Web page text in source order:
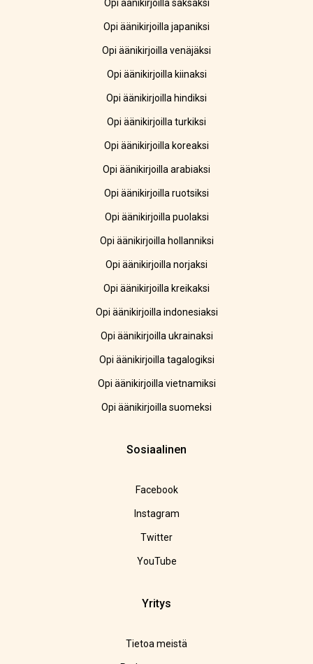
Opi äänikirjoilla saksaksi
Opi äänikirjoilla japaniksi
Opi äänikirjoilla venäjäksi
Opi äänikirjoilla kiinaksi
Opi äänikirjoilla hindiksi
Opi äänikirjoilla turkiksi
Opi äänikirjoilla koreaksi
Opi äänikirjoilla arabiaksi
Opi äänikirjoilla ruotsiksi
Opi äänikirjoilla puolaksi
Opi äänikirjoilla hollanniksi
Opi äänikirjoilla norjaksi
Opi äänikirjoilla kreikaksi
Opi äänikirjoilla indonesiaksi
Opi äänikirjoilla ukrainaksi
Opi äänikirjoilla tagalogiksi
Opi äänikirjoilla vietnamiksi
Opi äänikirjoilla suomeksi
Sosiaalinen
Facebook
Instagram
Twitter
YouTube
Yritys
Tietoa meistä